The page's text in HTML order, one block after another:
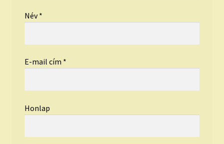
Név*
E-mail cím *
Honlap